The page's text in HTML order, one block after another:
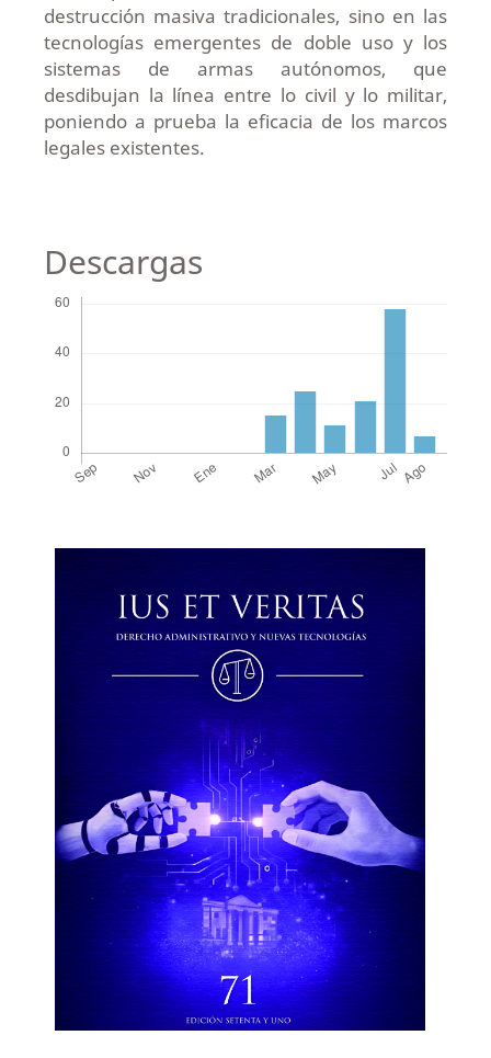
destrucción masiva tradicionales, sino en las
tecnologías emergentes de doble uso y los
sistemas de armas autónomos, que
desdibujan la línea entre lo civil y lo militar,
poniendo a prueba la eficacia de los marcos
legales existentes.
Descargas